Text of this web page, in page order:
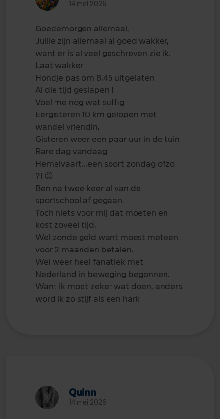
14 mei 2026
Goedemorgen allemaal,
Jullie zijn allemaal al goed wakker,
want er is al veel geschreven zie ik.
Laat wakker
Hondje pas om 8.45 uitgelaten
Al die tijd geslapen !
Voel me nog wat suffig
Eergisteren 10 km gelopen met
wandel vriendin.
Gisteren weer een paar uur in de tuin
Rare dag vandaag
Hemelvaart...een soort zondag ofzo
?! 😉
Ben na twee keer al van de
sportschool af gegaan.
Toch niets voor mij dat moeten en
kost zoveel tijd.
Wel zonde geld want moest meteen
voor 2 maanden betalen.
Wel weer heel fanatiek met
Nederland in beweging begonnen.
Want ik moet zeker wat doen, anders
word ik zo stijf als een hark
Quinn
14 mei 2026